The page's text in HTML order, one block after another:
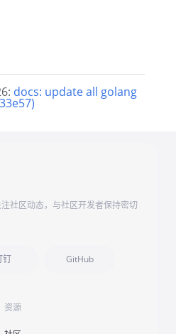
docs: update all golang
社区动态，与社区开发者保持密切
钉 GitHub
资源